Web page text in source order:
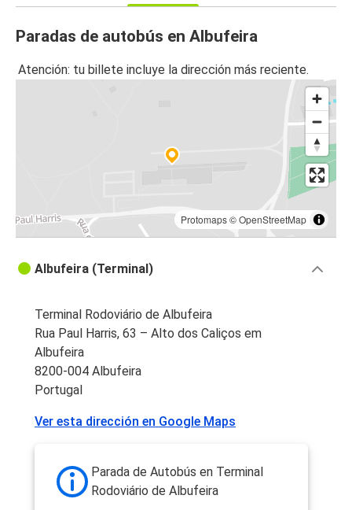
Paradas de autobús en Albufeira
Atención: tu billete incluye la dirección más reciente.
Protomaps©OpenStreetMap
Albufeira (Terminal)
Terminal Rodoviário de Albufeira
Rua Paul Harris, 63 – Alto dos Caliços em
Albufeira
8200-004 Albufeira
Portugal
Ver esta dirección en Google Maps
Parada de Autobús en Terminal
Rodoviário de Albufeira